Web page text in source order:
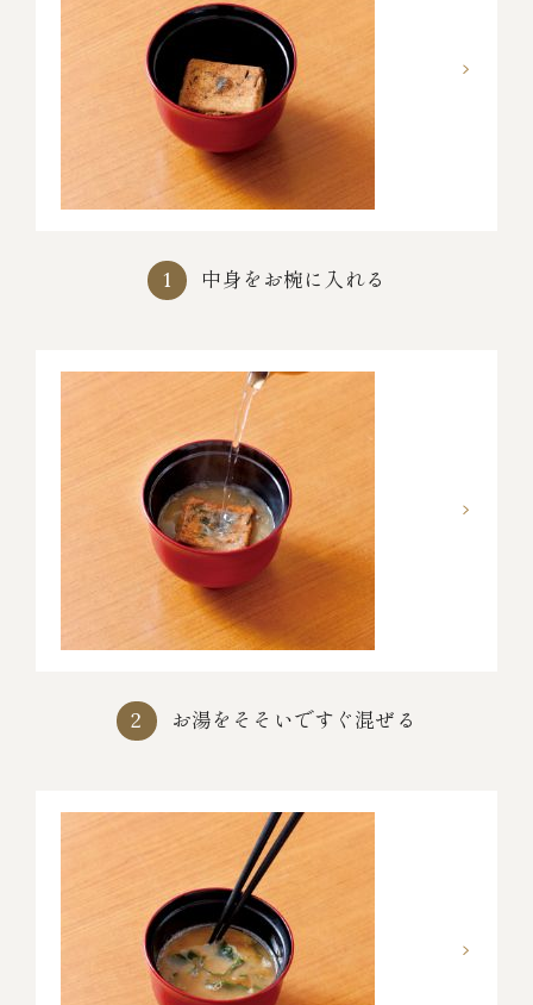
1 中身をお椀に入れる
2 お湯をそそいですぐ混ぜる